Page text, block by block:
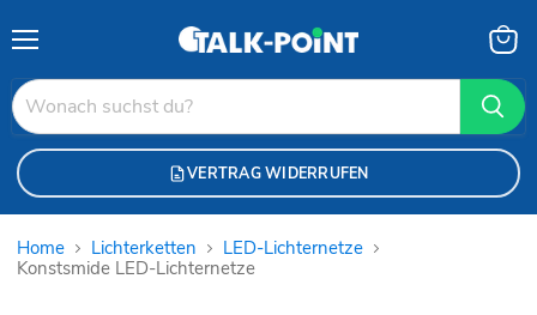
VERTRAG WIDERRUFEN
Home Lichterketten
LED-Lichternetze
Konstsmide LED-Lichternetze